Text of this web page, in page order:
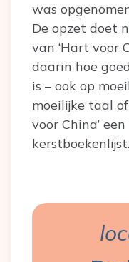
was
De opzet doet
van ‘Hart voor
daarin hoe
is – ook op
moeilijke taal
voor China’
kerstboekenlijst.